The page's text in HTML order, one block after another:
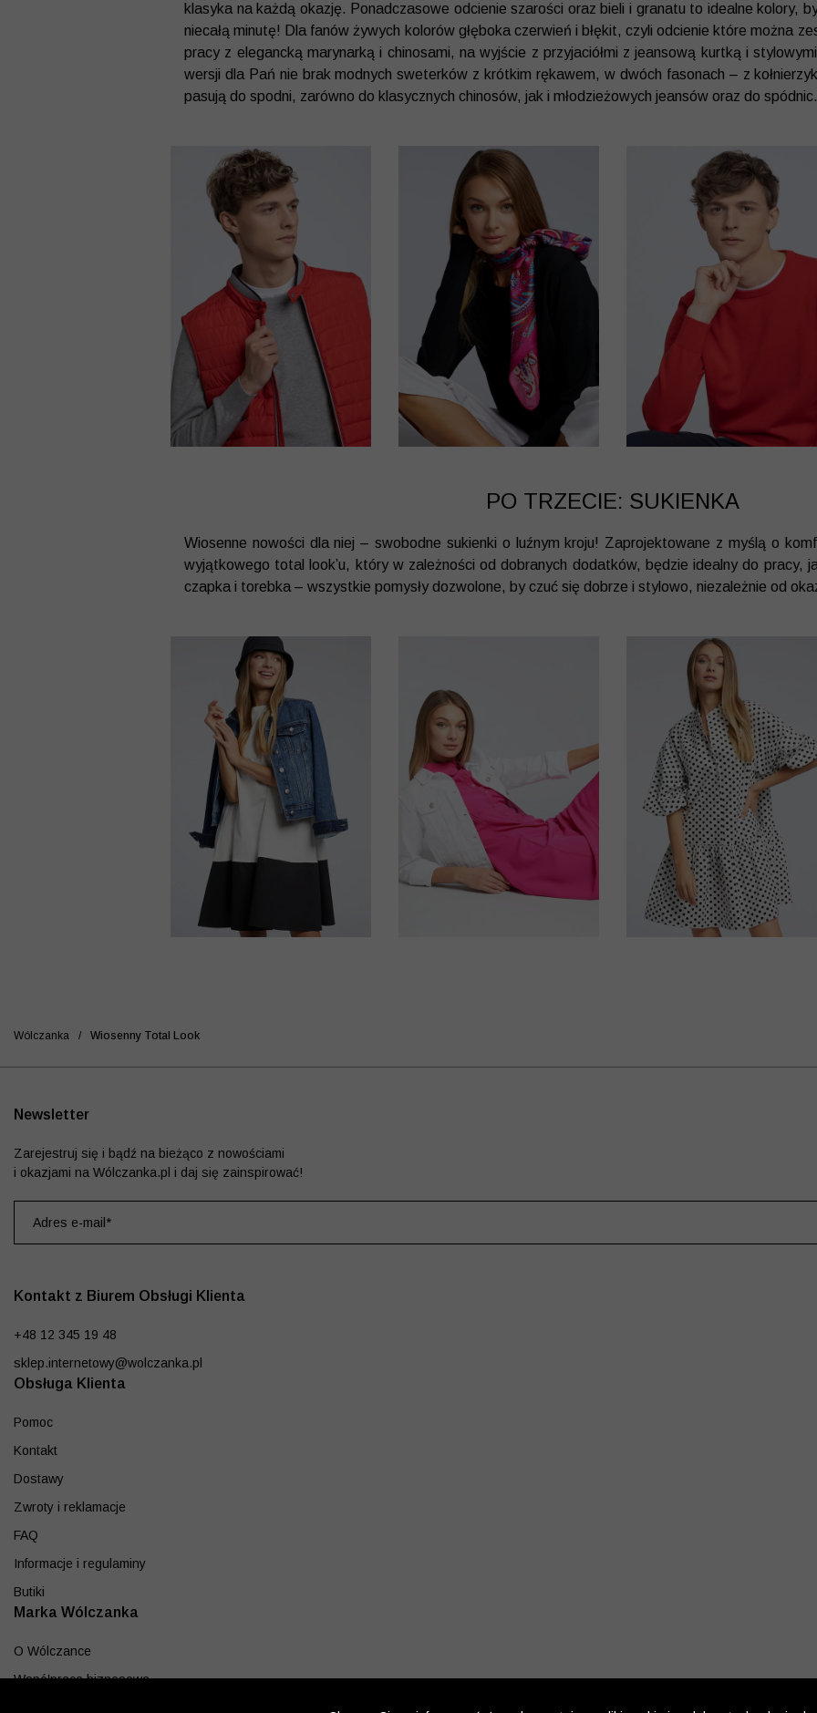
klasyka na każdą okazję. Ponadczasowe odcienie szarości oraz bieli i granatu to idealne kolory,
niecałą minutę! Dla fanów żywych kolorów głęboka czerwień i błękit, czyli odcienie które można
pracy z elegancką marynarką i chinosami, na wyjście z przyjaciółmi z jeansową kurtką i
wersji dla Pań nie brak modnych sweterków z krótkim rękawem, w dwóch fasonach – z
pasują do spodni, zarówno do klasycznych chinosów, jak i młodzieżowych jeansów oraz do spódnic.
PO TRZECIE: SUKIENKA
Wiosenne nowości dla niej – swobodne sukienki o luźnym kroju! Zaprojektowane z myślą o
wyjątkowego total look’u, który w zależności od dobranych dodatków, będzie idealny do pracy,
czapka i torebka – wszystkie pomysły dozwolone, by czuć się dobrze i stylowo, niezależnie od
Wólczanka / Wiosenny Total Look
Kontakt z Biurem Obsługi Klienta
+48 12 345 19 48
sklep.internetowy@wolczanka.pl
Obsługa Klienta
Pomoc
Kontakt
Dostawy
Zwroty i reklamacje
FAQ
Informacje i regulaminy
Butiki
Marka Wólczanka
O Wólczance
Współpraca biznesowa
Newsletter
Zarejestruj się i bądź na bieżąco z nowościami
i okazjami na Wólczanka.pl i daj się zainspirować!